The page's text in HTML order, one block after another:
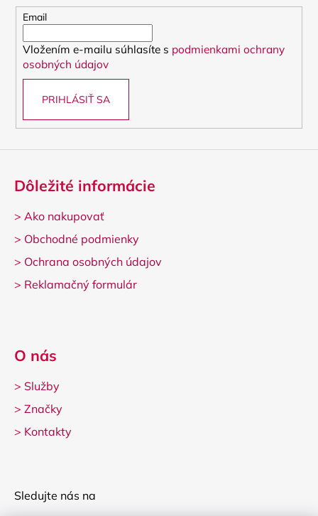
Email
Vložením e-mailu súhlasíte s podmienkami ochrany
osobných údajov
PRIHLÁSIŤ SA
Dôležité informácie
> Ako nakupovať
> Obchodné podmienky
> Ochrana osobných údajov
> Reklamačný formulár
O nás
> Služby
> Značky
> Kontakty
Sledujte nás na